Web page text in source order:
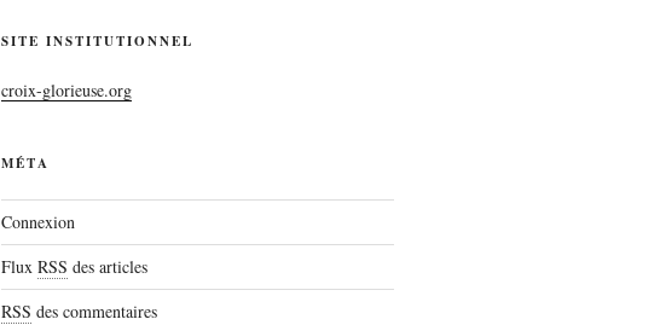
SITE INSTITUTIONNEL
croix-glorieuse.org
MÉTA
Connexion
Flux RSS des articles
RSS des commentaires